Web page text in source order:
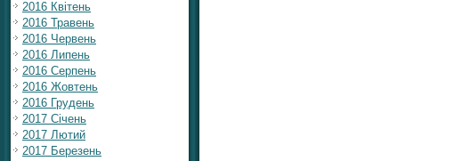
2016 Квітень
2016 Травень
2016 Червень
2016 Липень
2016 Серпень
2016 Жовтень
2016 Грудень
2017 Січень
2017 Лютий
2017 Березень